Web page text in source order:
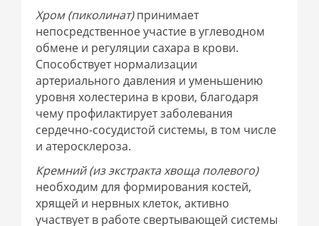
Хром (пиколинат)принимает
непосредственное участие в углеводном
обмене и регуляции сахара в крови.
Способствует нормализации
артериального давления и уменьшению
уровня холестерина в крови, благодаря
чему профилактирует заболевания
сердечно-сосудистой системы, в том числе
и атеросклероза.
Кремний (из экстракта хвоща полевого)
необходим для формирования костей,
хрящей и нервных клеток, активно
участвует в работе свертывающей системы